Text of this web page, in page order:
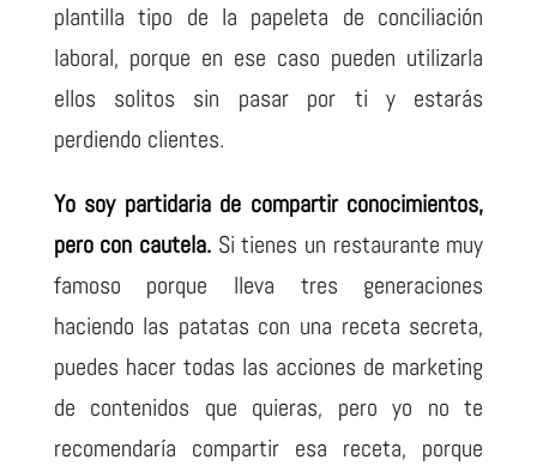
plantilla tipo de la papeleta de conciliación
laboral, porque en ese caso pueden utilizarla
ellos solitos sin pasar por ti y estarás
perdiendo clientes.
Yo soy partidaria de compartir conocimientos,
pero con cautela. Si tienes un restaurante muy
famoso porque lleva tres generaciones
haciendo las patatas con una receta secreta,
puedes hacer todas las acciones de marketing
de contenidos que quieras, pero yo no te
recomendaría compartir esa receta, porque